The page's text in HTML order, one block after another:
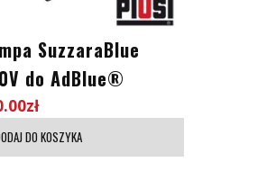
SuzzaraBlue
do AdBlue®
zł
DO KOSZYKA